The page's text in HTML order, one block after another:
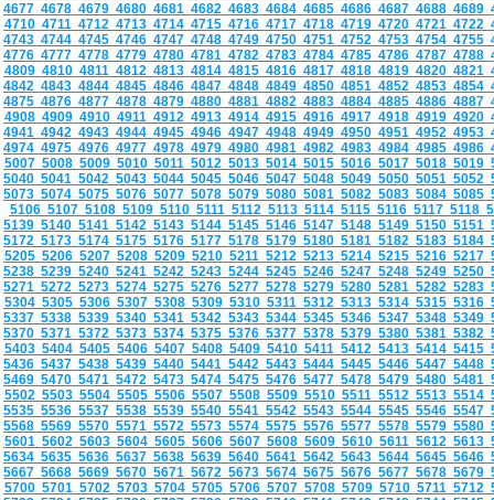
4677 4678 4679 4680 4681 4682 4683 4684 4685 4686 4687 4688 4689
4710 4711 4712 4713 4714 4715 4716 4717 4718 4719 4720 4721 4722
4743 4744 4745 4746 4747 4748 4749 4750 4751 4752 4753 4754 4755
4776 4777 4778 4779 4780 4781 4782 4783 4784 4785 4786 4787 4788
4809 4810 4811 4812 4813 4814 4815 4816 4817 4818 4819 4820 4821
4842 4843 4844 4845 4846 4847 4848 4849 4850 4851 4852 4853 4854
4875 4876 4877 4878 4879 4880 4881 4882 4883 4884 4885 4886 4887
4908 4909 4910 4911 4912 4913 4914 4915 4916 4917 4918 4919 4920
4941 4942 4943 4944 4945 4946 4947 4948 4949 4950 4951 4952 4953
4974 4975 4976 4977 4978 4979 4980 4981 4982 4983 4984 4985 4986
5007 5008 5009 5010 5011 5012 5013 5014 5015 5016 5017 5018 5019
5040 5041 5042 5043 5044 5045 5046 5047 5048 5049 5050 5051 5052
5073 5074 5075 5076 5077 5078 5079 5080 5081 5082 5083 5084 5085
5106 5107 5108 5109 5110 5111 5112 5113 5114 5115 5116 5117 5118
5139 5140 5141 5142 5143 5144 5145 5146 5147 5148 5149 5150 5151
5172 5173 5174 5175 5176 5177 5178 5179 5180 5181 5182 5183 5184
5205 5206 5207 5208 5209 5210 5211 5212 5213 5214 5215 5216 5217
5238 5239 5240 5241 5242 5243 5244 5245 5246 5247 5248 5249 5250
5271 5272 5273 5274 5275 5276 5277 5278 5279 5280 5281 5282 5283
5304 5305 5306 5307 5308 5309 5310 5311 5312 5313 5314 5315 5316
5337 5338 5339 5340 5341 5342 5343 5344 5345 5346 5347 5348 5349
5370 5371 5372 5373 5374 5375 5376 5377 5378 5379 5380 5381 5382
5403 5404 5405 5406 5407 5408 5409 5410 5411 5412 5413 5414 5415
5436 5437 5438 5439 5440 5441 5442 5443 5444 5445 5446 5447 5448
5469 5470 5471 5472 5473 5474 5475 5476 5477 5478 5479 5480 5481
5502 5503 5504 5505 5506 5507 5508 5509 5510 5511 5512 5513 5514
5535 5536 5537 5538 5539 5540 5541 5542 5543 5544 5545 5546 5547
5568 5569 5570 5571 5572 5573 5574 5575 5576 5577 5578 5579 5580
5601 5602 5603 5604 5605 5606 5607 5608 5609 5610 5611 5612 5613
5634 5635 5636 5637 5638 5639 5640 5641 5642 5643 5644 5645 5646
5667 5668 5669 5670 5671 5672 5673 5674 5675 5676 5677 5678 5679
5700 5701 5702 5703 5704 5705 5706 5707 5708 5709 5710 5711 5712